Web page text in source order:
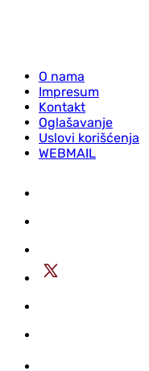
O nama
Impresum
Kontakt
Oglašavanje
Uslovi korišćenja
WEBMAIL